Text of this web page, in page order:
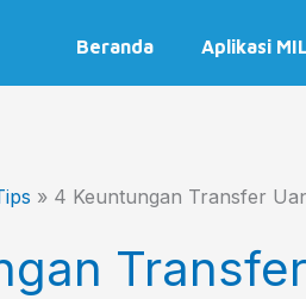
Beranda Aplikasi
» 4 Keuntungan Transfer